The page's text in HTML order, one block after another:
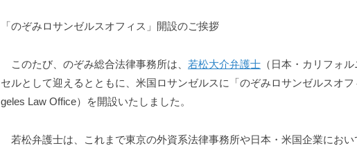
「のぞみロサンゼルスオフィス」開設のご挨拶
このたび、のぞみ総合法律事務所は、 若松大介弁護士 （日本・カリフォ
セルとして迎えるとともに、米国ロサンゼルスに「のぞみロサンゼルスオ
geles Law Office）を開設いたしました。
若松弁護士は、これまで東京の外資系法律事務所や日本・米国企業にお